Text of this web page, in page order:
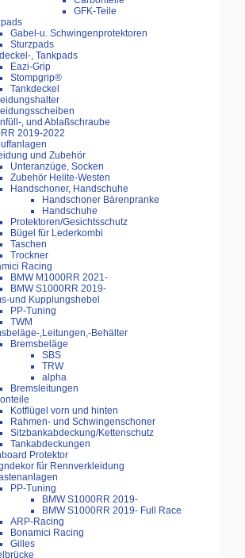
GFK-Teile
Gabel-u. Schwingenprotektoren
Sturzpads
, Tankpads
Eazi-Grip
Stompgrip®
Tankdeckel
, und Ablaßschraube
2019-2022
und Zubehör
Unteranzüge, Socken
Zubehör Helite-Westen
Handschoner, Handschuhe
Handschoner Bärenpranke
Handschuhe
Protektoren/Gesichtsschutz
Bügel für Lederkombi
Taschen
Trockner
Racing
BMW M1000RR 2021-
BMW S1000RR 2019-
und Kupplungshebel
PP-Tuning
TWM
,Leitungen,-Behälter
Bremsbeläge
SBS
TRW
alpha
Bremsleitungen
Kotflügel vorn und hinten
Rahmen- und Schwingenschoner
Sitzbankabdeckung/Kettenschutz
Tankabdeckungen
Protektor
für Rennverkleidung
PP-Tuning
BMW S1000RR 2019-
BMW S1000RR 2019- Full Race
ARP-Racing
Bonamici Racing
Gilles